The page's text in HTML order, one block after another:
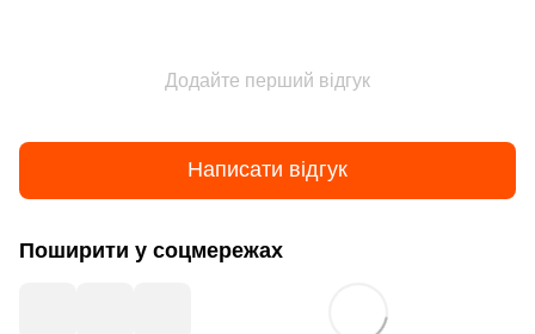
Додайте перший відгук
Написати відгук
Поширити у соцмережах